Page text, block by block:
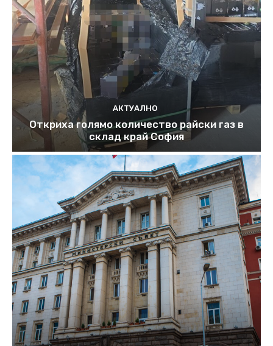
АКТУАЛНО
Откриха голямо количество райски газ в
склад край София